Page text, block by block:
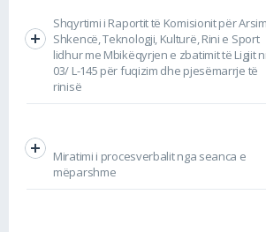
Shqyrtimi i Raportit të Komisionit për
Shkencë, Teknologji, Kulturë, Rini e Sport
lidhur me Mbikëqyrjen e zbatimit të Ligjit
03/ L-145 për fuqizim dhe pjesëmarrje të
rinisë
Miratimi i procesverbalit nga seanca e
mëparshme